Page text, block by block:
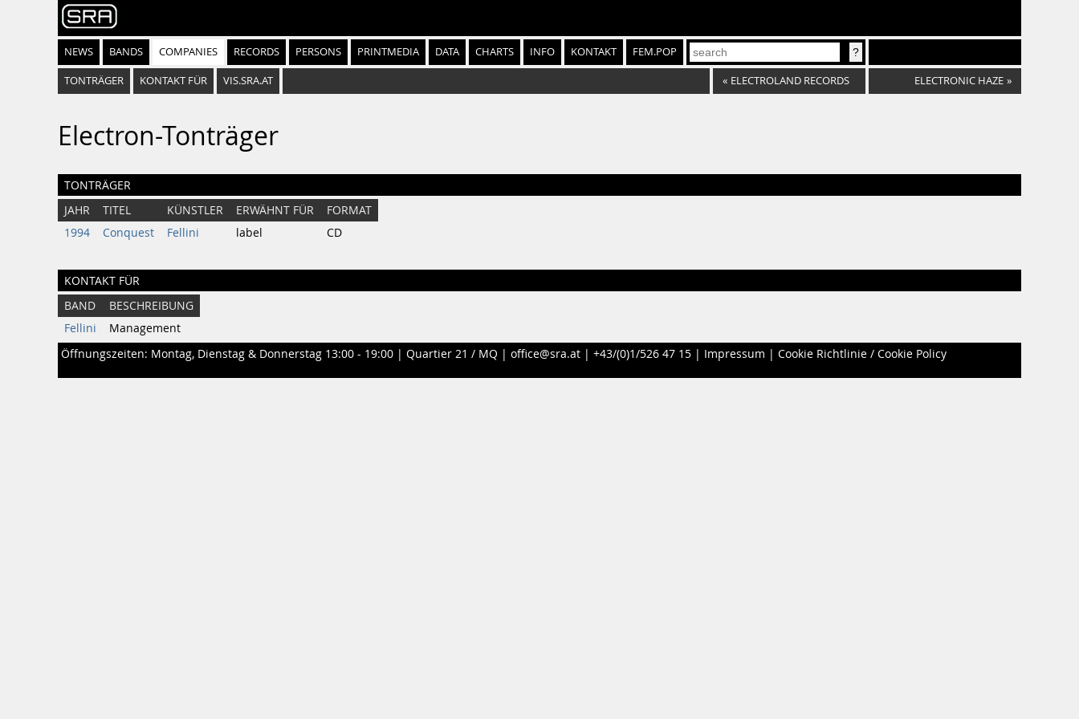
NEWS BANDS COMPANIES RECORDS PERSONS PRINTMEDIA DATA CHARTS INFO KONTAKT FEM.POP
TONTRÄGER KONTAKT FÜR VIS.SRA.AT « ELECTROLAND RECORDS ELECTRONIC HAZE »
Electron-Tonträger
TONTRÄGER
JAHR TITEL KÜNSTLER ERWÄHNT FÜR
FORMAT
1994
Conquest Fellini label CD
KONTAKT FÜR
BAND
BESCHREIBUNG
Fellini
Management
Öffnungszeiten: Montag, Dienstag & Donnerstag 13:00 - 19:00 | Quartier 21 / MQ | office@sra.at | +43/(0)1/526 47 15 | Impressum | Cookie Richtlinie / Cookie Policy